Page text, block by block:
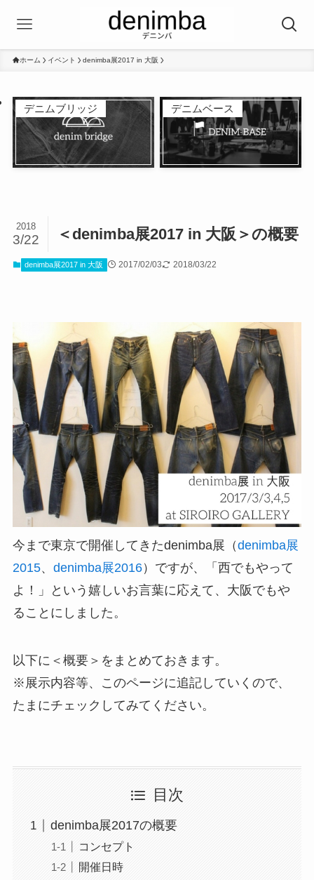
ホーム イベント denimba展2017 in 大阪
デニムブリッジ デニムベース
＜denimba展2017 in 大阪＞の概要
2018
3/22
denimba展2017 in 大阪 2017/02/03 2018/03/22
今まで東京で開催してきたdenimba展（denimba展
2015、 denimba展2016）ですが、「西でもやって
よ！」という嬉しいお言葉に応えて、大阪でもや
ることにしました。
以下に＜概要＞をまとめておきます。
※展示内容等、このページに追記していくので、
たまにチェックしてみてください。
目次
denimba展2017の概要
コンセプト
開催日時